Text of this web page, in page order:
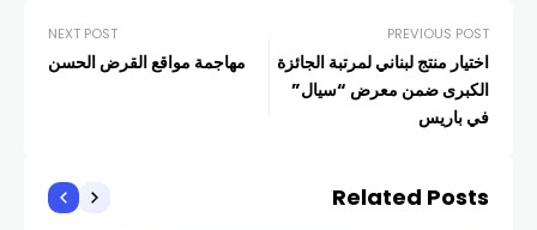
PREVIOUS POST
اختيار منتج لبناني لمرتبة الجائزة
الكبرى ضمن معرض “سيال”
في باريس
NEXT POST
مهاجمة مواقع القرض الحسن
Related Posts